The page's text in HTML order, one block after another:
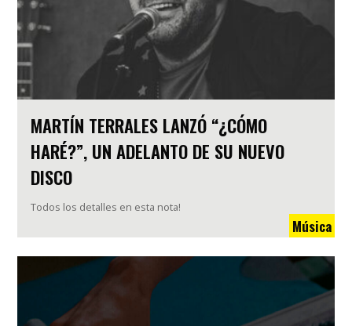
MARTÍN TERRALES LANZÓ “¿CÓMO
HARÉ?”, UN ADELANTO DE SU NUEVO
DISCO
Todos los detalles en esta nota!
Música